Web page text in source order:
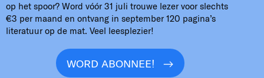
Oproepen
Contact en kopij Podcasts
op het spoor? Word vóór 31 juli trouwe lezer voor slechts
€3 per maand en ontvang in september 120 pagina’s
literatuur op de mat. Veel leesplezier!
WORD ABONNEE!